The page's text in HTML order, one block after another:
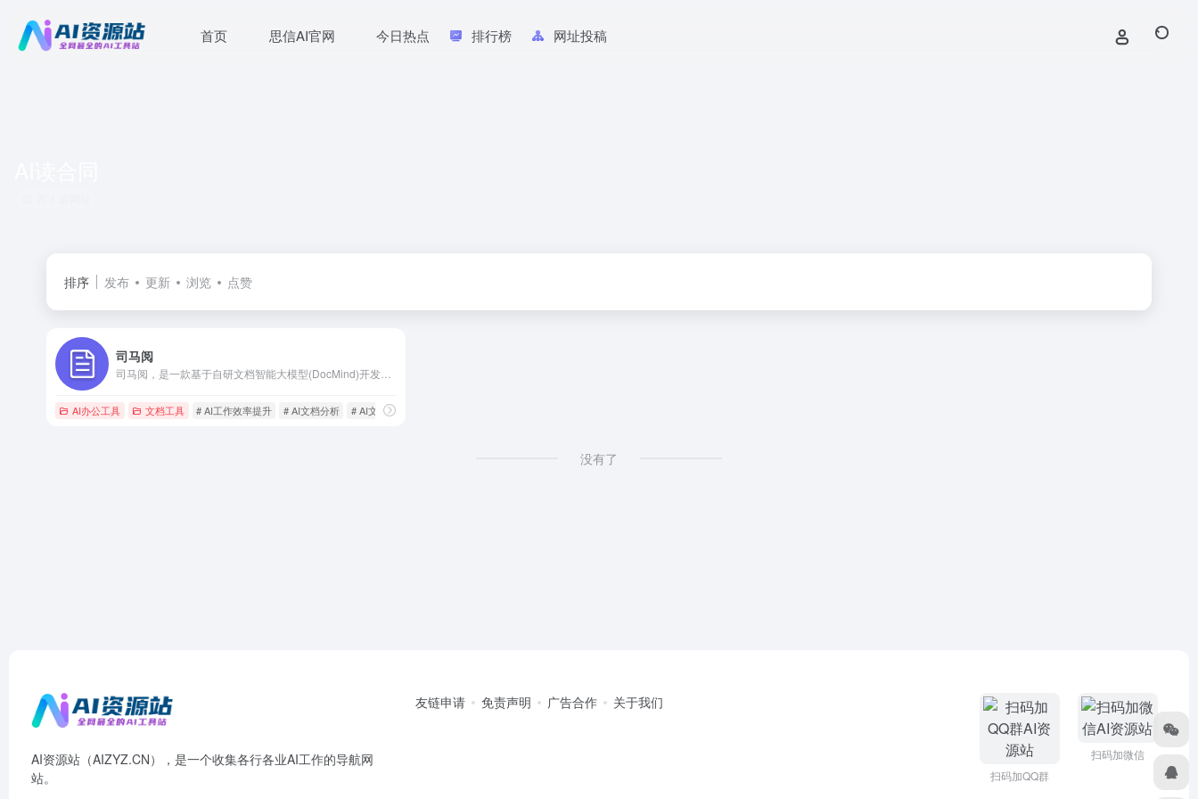
首页 思信AI官网 今日热点 排行榜 网址投稿
排序 发布 更新 浏览 点赞
司马阅
AI办公工具 文档工具 # AI工作效率提升 # AI文档分析 # AI文档阅读工具
没有了
AI资源站（AIZYZ.CN），是一个收集各行各业AI工作的导航网
站。
友链申请 免责声明 广告合作 关于我们
扫码加QQ群
扫码加微信